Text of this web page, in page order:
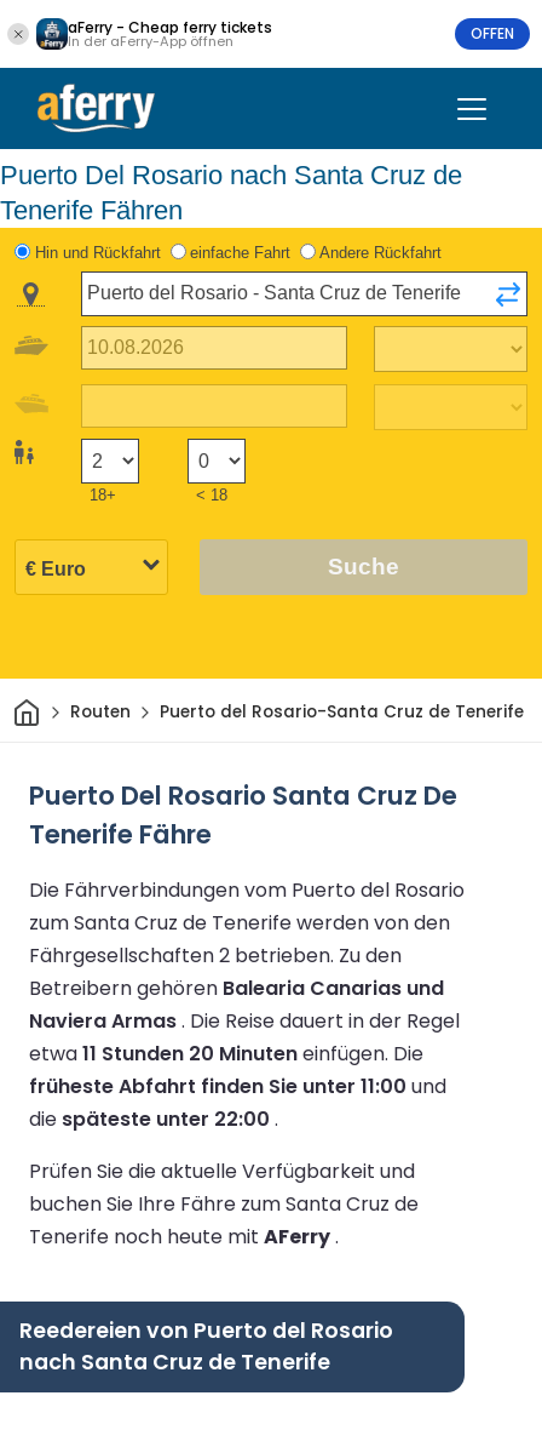
aFerry - Cheap ferry tickets
In der aFerry-App öffnen OFFEN
Puerto Del Rosario nach Santa Cruz de
Tenerife Fähren
Hin und Rückfahrt einfache Fahrt Andere Rückfahrt
18+ < 18
Suche
HeimRouten Puerto del Rosario-Santa Cruz de Tenerife
Puerto Del Rosario Santa Cruz De
Tenerife Fähre
Die Fährverbindungen vom Puerto del Rosario
zum Santa Cruz de Tenerife werden von den
Fährgesellschaften 2 betrieben. Zu den
Betreibern gehören Balearia Canarias und
Naviera Armas. Die Reise dauert in der Regel
etwa11 Stunden 20 Minuteneinfügen. Die
früheste Abfahrt finden Sie unter 11:00 und
die späteste unter 22:00 .
Prüfen Sie die aktuelle Verfügbarkeit und
buchen Sie Ihre Fähre zum Santa Cruz de
Tenerife noch heute mit AFerry.
Reedereien von Puerto del Rosario
nach Santa Cruz de Tenerife